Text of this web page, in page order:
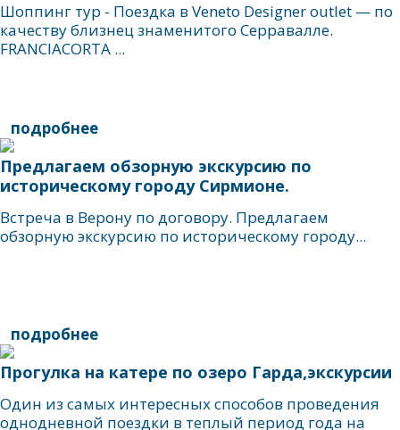
Шоппинг тур - Поездка в Veneto Designer outlet — по
качеству близнец знаменитого Серравалле.
FRANCIACORTA ...
подробнее
Предлагаем обзорную экскурсию по
историческому городу Сирмионе.
Встреча в Верону по договору. Предлагаем
обзорную экскурсию по историческому городу...
подробнее
Прогулка на катере по озеро Гарда,экскурсии
Один из самых интересных способов проведения
однодневной поездки в теплый период года на